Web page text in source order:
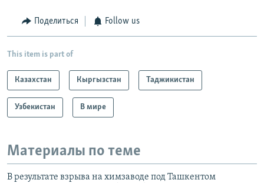
Поделиться Follow us
This item is part of
Казахстан Кыргызстан Таджикистан
Узбекистан В мире
Материалы по теме
В результате взрыва на химзаводе под Ташкентом